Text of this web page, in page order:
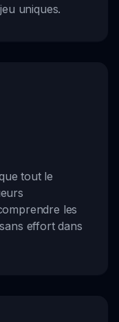
uniques.
tout le
les
effort dans